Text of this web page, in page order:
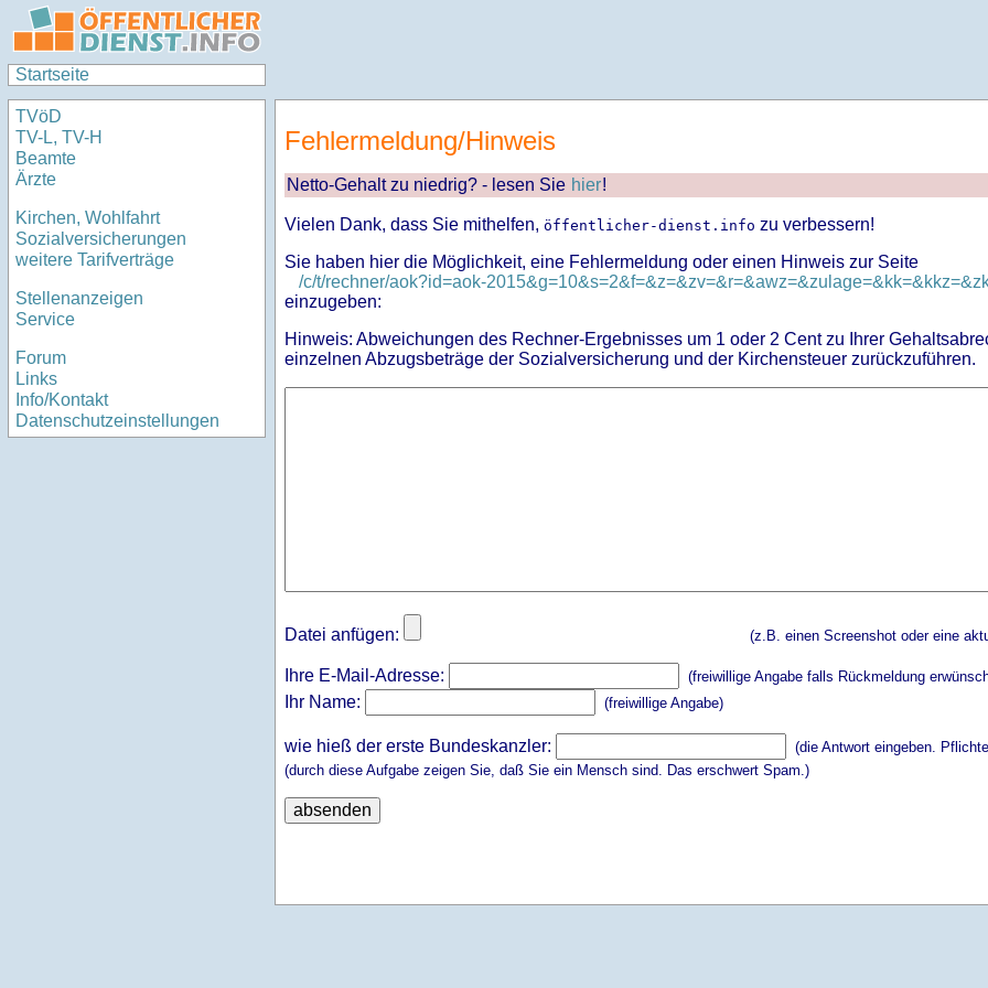
Startseite
TVöD
TV-L, TV-H
Beamte
Ärzte
Kirchen, Wohlfahrt
Sozialversicherungen
weitere Tarifverträge
Stellenanzeigen
Service
Forum
Links
Info/Kontakt
Datenschutzeinstellungen
Fehlermeldung/Hinweis
Netto-Gehalt zu niedrig? - lesen Sie hier!
Vielen Dank, dass Sie mithelfen, öffentlicher-dienst.info zu verbessern!
Sie haben hier die Möglichkeit, eine Fehlermeldung oder einen Hinweis zur Seite
/c/t/rechner/aok?id=aok-
einzugeben:
Hinweis: Abweichungen des Rechner-Ergebnisses um 1 oder 2 Cent zu Ihrer
einzelnen Abzugsbeträge der Sozialversicherung und der Kirchensteuer zurückzuführen.
Datei anfügen: (z.B. einen Screenshot oder eine
Ihre E-Mail-Adresse: (freiwillige Angabe falls Rückmeldung
Ihr Name: (freiwillige Angabe)
wie hieß der erste Bundeskanzler:
(die Antwort eingeben.
(durch diese Aufgabe zeigen Sie, daß Sie ein Mensch sind. Das erschwert Spam.)